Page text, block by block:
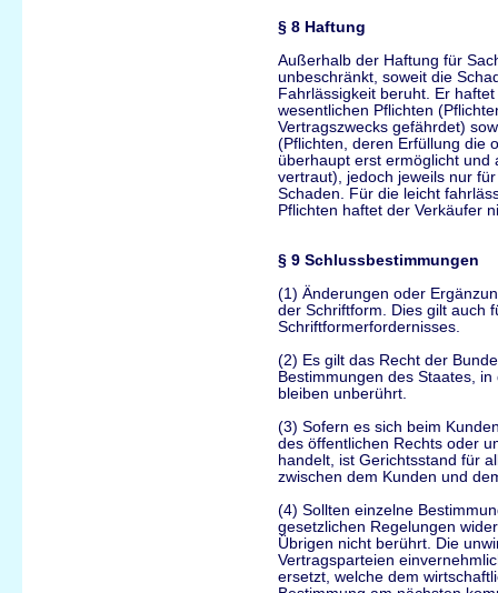
§ 8 Haftung
Außerhalb der Haftung für
unbeschränkt, soweit die
Fahrlässigkeit beruht. Er
wesentlichen Pflichten
Vertragszwecks gefährdet)
(Pflichten, deren Erfüllung die
überhaupt erst ermöglicht
vertraut), jedoch jeweils nur
Schaden. Für die leicht
Pflichten haftet der Verkäufer
§ 9 Schlussbestimmungen
(1) Änderungen oder
der Schriftform. Dies gilt auch
Schriftformerfordernisses.
(2) Es gilt das Recht der
Bestimmungen des Staates,
bleiben unberührt.
(3) Sofern es sich beim
des öffentlichen Rechts oder
handelt, ist Gerichtsstand für
zwischen dem Kunden und
(4) Sollten einzelne
gesetzlichen Regelungen
Übrigen nicht berührt. Die
Vertragsparteien
ersetzt, welche dem